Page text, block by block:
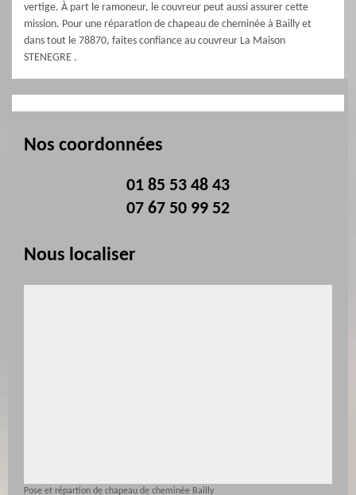
vertige. À part le ramoneur, le couvreur peut aussi assurer cette
mission. Pour une réparation de chapeau de cheminée à Bailly et
dans tout le 78870, faites confiance au couvreur La Maison
STENEGRE .
Nos coordonnées
01 85 53 48 43
07 67 50 99 52
Nous localiser
Pose et répartion de chapeau de cheminée Bailly